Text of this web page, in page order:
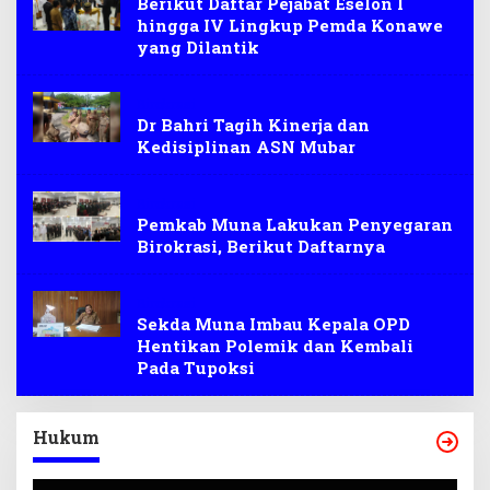
hingga IV Lingkup Pemda Konawe
yang Dilantik
Dr Bahri Tagih Kinerja dan
Kedisiplinan ASN Mubar
Pemkab Muna Lakukan Penyegaran
Birokrasi, Berikut Daftarnya
Sekda Muna Imbau Kepala OPD
Hentikan Polemik dan Kembali
Pada Tupoksi
Hukum